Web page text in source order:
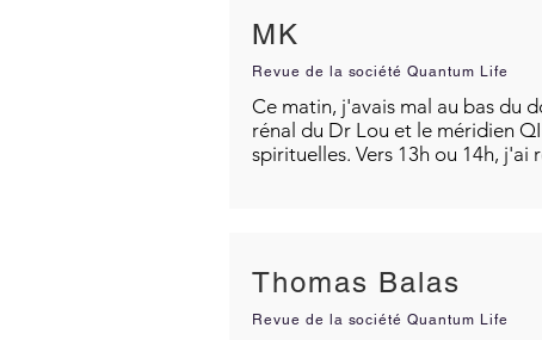
MK
Revue de la société Quantum Life
Ce matin, j'avais mal au bas du
rénal du Dr Lou et le méridien
spirituelles. Vers 13h ou 14h,
Thomas Balas
Revue de la société Quantum Life